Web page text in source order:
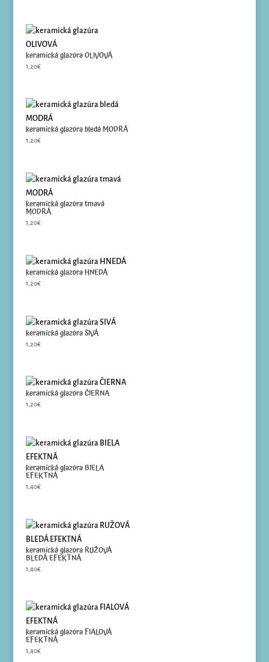
keramická glazúra OLIVOVÁ
1,20€
keramická glazúra bledá MODRÁ
1,20€
keramická glazúra tmavá
MODRÁ
1,20€
keramická glazúra HNEDÁ
1,20€
keramická glazúra SIVÁ
1,20€
keramická glazúra ČIERNA
1,20€
keramická glazúra BIELA
EFEKTNÁ
1,40€
keramická glazúra RUŽOVÁ
BLEDÁ EFEKTNÁ
1,40€
keramická glazúra FIALOVÁ
EFEKTNÁ
1,40€